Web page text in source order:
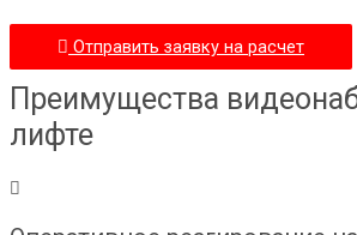
Отправить заявку на расчет
Преимущества
лифте